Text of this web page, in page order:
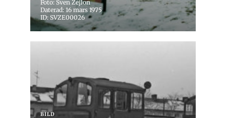
Foto: Sven Zejlon
Daterad: 16 mars 1975
ID: SVZE00026
BILD